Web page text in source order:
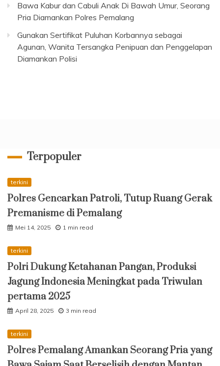
Bawa Kabur dan Cabuli Anak Di Bawah Umur, Seorang
Pria Diamankan Polres Pemalang
Gunakan Sertifikat Puluhan Korbannya sebagai
Agunan, Wanita Tersangka Penipuan dan Penggelapan
Diamankan Polisi
Terpopuler
terkini
Polres Gencarkan Patroli, Tutup Ruang Gerak
Premanisme di Pemalang
Mei 14, 2025 1 min read
terkini
Polri Dukung Ketahanan Pangan, Produksi
Jagung Indonesia Meningkat pada Triwulan
pertama 2025
April 28, 2025 3 min read
terkini
Polres Pemalang Amankan Seorang Pria yang